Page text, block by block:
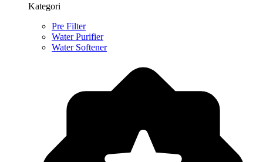
Kategori
Pre Filter
Water Purifier
Water Softener